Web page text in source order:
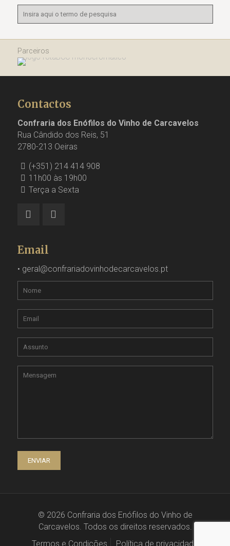
Parceiros
Contactos
Confraria dos Enófilos do Vinho de Carcavelos
Rua Cândido dos Reis, 51
2780-213 Oeiras
(+351) 214 414 908
11h00 às 19h00
Terça a Sexta
Email
• geral@confrariadovinhodecarcavelos.pt
© 2026 Confraria dos Enófilos do Vinho de
Carcavelos. Todos os direitos reservados.
Termos e Condições
Política de privacidade